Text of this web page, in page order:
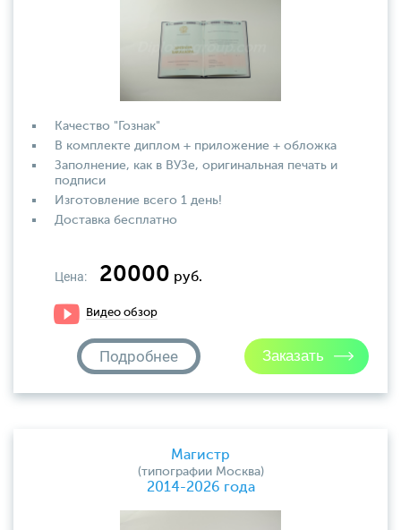
Качество "Гознак"
В комплекте диплом + приложение + обложка
Заполнение, как в ВУЗе, оригинальная печать и
подписи
Изготовление всего 1 день!
Доставка бесплатно
Цена: 20000 руб.
Видео обзор
Подробнее
Магистр
(типографии Москва)
2014-2026 года